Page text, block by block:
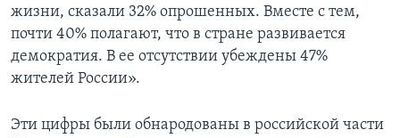
жизни, сказали 32% опрошенных. Вместе с тем,
почти 40% полагают, что в стране развивается
демократия. В ее отсутствии убеждены 47%
жителей России».
Эти цифры были обнародованы в российской части